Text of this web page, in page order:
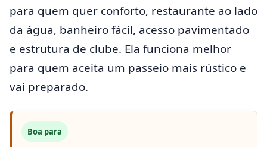
para quem quer conforto, restaurante ao lado
da água, banheiro fácil, acesso pavimentado
e estrutura de clube. Ela funciona melhor
para quem aceita um passeio mais rústico e
vai preparado.
Boa para